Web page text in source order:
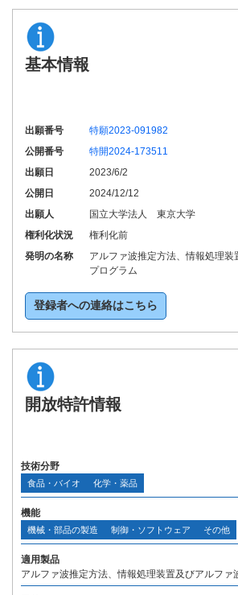
基本情報
出願番号
特願2023-091982
公開番号
特開2024-173511
出願日
2023/6/2
公開日
2024/12/12
出願人
国立大学法人 東京大学
権利化状況
権利化前
発明の名称
アルファ波推定方法、情報処理装
プログラム
登録者への連絡はこちら
開放特許情報
技術分野
食品・バイオ 化学・薬品
機能
機械・部品の製造 制御・ソフトウェア その他
適用製品
アルファ波推定方法、情報処理装置及びアルファ